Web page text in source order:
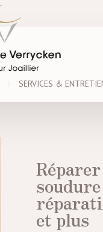
SERVICES &
et plus